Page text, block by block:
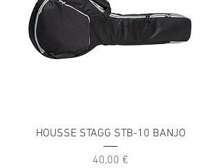
HOUSSE STAGG STB-10 BANJO
Prix
40,00 €